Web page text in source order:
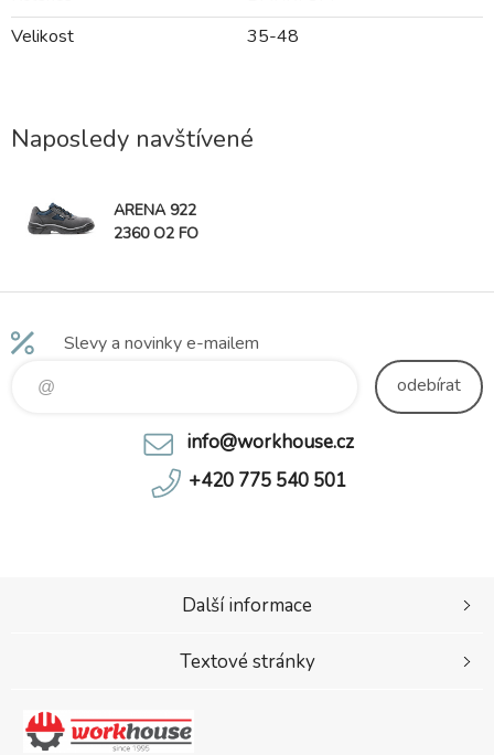
Velikost
35-48
Naposledy navštívené
ARENA 922
2360 O2 FO
Slevy a novinky e-mailem
odebírat
info@workhouse.cz
+420 775 540 501
Další informace
Textové stránky